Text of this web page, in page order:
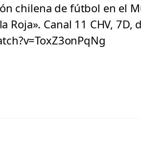
chilena de fútbol en el
Roja». Canal 11 CHV,